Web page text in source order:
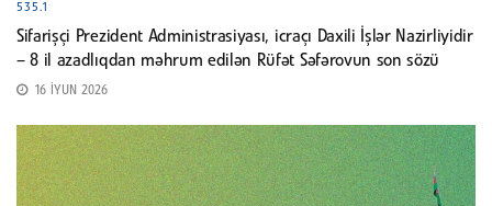
535.1
Sifarişçi Prezident Administrasiyası, icraçı Daxili İşlər Nazirliyidir
– 8 il azadlıqdan məhrum edilən Rüfət Səfərovun son sözü
16 İYUN 2026